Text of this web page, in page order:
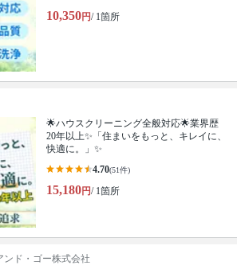
10,350円/ 1箇所
🌟ハウスクリーニング全般対応🌟業界歴
20年以上✨「住まいをもっと、キレイに、
快適に。」✨
4.70(51件)
15,180円/ 1箇所
ド・ゴー株式会社